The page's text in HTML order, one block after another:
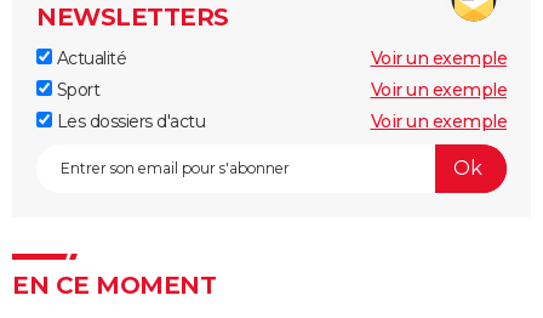
NEWSLETTERS
Actualité
Voir un exemple
Sport
Voir un exemple
Les dossiers d'actu
Voir un exemple
EN CE MOMENT